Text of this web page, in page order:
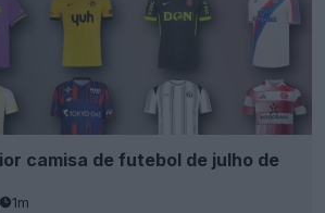
camisa de futebol de julho de
1m